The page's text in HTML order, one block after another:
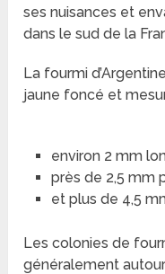
ses nuisances et
dans le sud de la
La fourmi
jaune foncé et
environ 2 mm
près de 2,5 mm
et plus de 4,5
Les colonies de
généralement